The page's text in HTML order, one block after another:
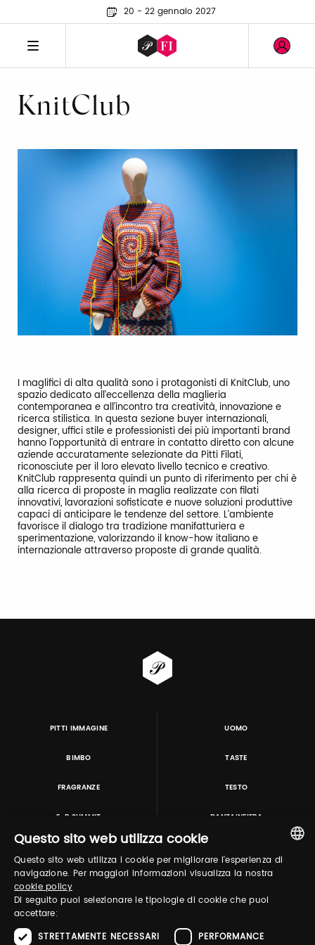
20 - 22 gennaio 2027
KnitClub
I maglifici di alta qualità sono i protagonisti di KnitClub, uno
spazio dedicato all’eccellenza della maglieria
contemporanea e all’incontro tra creatività, innovazione e
ricerca stilistica. In questa sezione buyer internazionali,
designer, uffici stile e professionisti dei più importanti brand
hanno l’opportunità di entrare in contatto diretto con alcune
aziende accuratamente selezionate da Pitti Filati,
riconosciute per il loro elevato livello tecnico e creativo.
KnitClub rappresenta quindi un punto di riferimento per chi è
alla ricerca di proposte in maglia realizzate con filati
innovativi, lavorazioni sofisticate e nuove soluzioni produttive
capaci di anticipare le tendenze del settore. L’ambiente
favorisce il dialogo tra tradizione manifatturiera e
sperimentazione, valorizzando il know-how italiano e
internazionale attraverso proposte di grande qualità.
PITTI IMMAGINE UOMO
BIMBO TASTE
FRAGRANZE TESTO
E-P SUMMIT DANZAINFIERA
TUTORING & CONSULTING
ITALIAN
Questo sito web utilizza cookie
Questo sito web utilizza i cookie per migliorare l'esperienza di
navigazione. Per maggiori informazioni visualizza la nostra
cookie policy
Di seguito puoi selezionare le tipologie di cookie che puoi
accettare:
STRETTAMENTE NECESSARI
PERFORMANCE